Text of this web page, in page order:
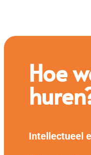
Hoe
Intellectueel